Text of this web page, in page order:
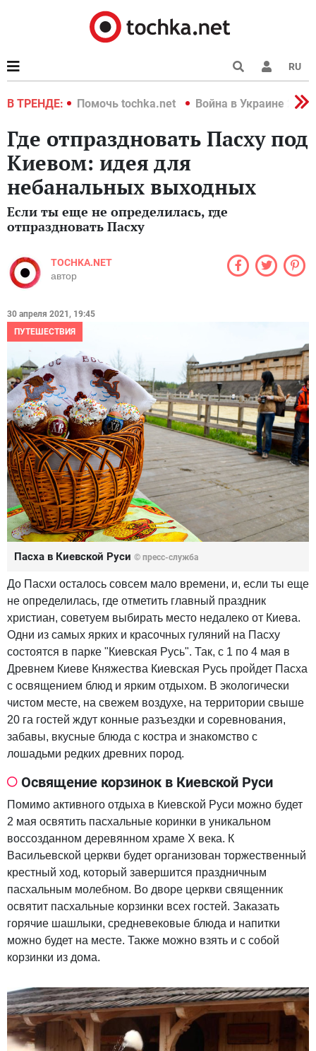
RU
В ТРЕНДЕ:
2022 Помочь tochka.net Война в Украине 2022
Где отпраздновать Пасху под
Киевом: идея для
небанальных выходных
Если ты еще не определилась, где
отпраздновать Пасху
TOCHKA.NET
автор
30 апреля 2021, 19:45
ПУТЕШЕСТВИЯ
Пасха в Киевской Руси © пресс-служба
До Пасхи осталось совсем мало времени, и, если ты еще
не определилась, где отметить главный праздник
христиан, советуем выбирать место недалеко от Киева.
Одни из самых ярких и красочных гуляний на Пасху
состоятся в парке "Киевская Русь". Так, с 1 по 4 мая в
Древнем Киеве Княжества Киевская Русь пройдет Пасха
с освящением блюд и ярким отдыхом. В экологически
чистом месте, на свежем воздухе, на территории свыше
20 га гостей ждут конные разъездки и соревнования,
забавы, вкусные блюда с костра и знакомство с
лошадьми редких древних пород.
Освящение корзинок в Киевской Руси
Помимо активного отдыха в Киевской Руси можно будет
2 мая освятить пасхальные коринки в уникальном
воссозданном деревянном храме Х века. К
Васильевской церкви будет организован торжественный
крестный ход, который завершится праздничным
пасхальным молебном. Во дворе церкви священник
освятит пасхальные корзинки всех гостей. Заказать
горячие шашлыки, средневековые блюда и напитки
можно будет на месте. Также можно взять и с собой
корзинки из дома.